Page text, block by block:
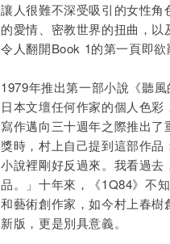
讓人很難不深受吸引的女性
的愛情、密教世界的扭曲，
令人翻開Book 1的第一頁即欲
1979年推出第一部小說《聽
日本文壇任何作家的個人色
寫作邁向三十週年之際推出
獎時，村上自己提到這部作
小說裡剛好反過來。我看過
品。」十年來，《1Q84》不
和藝術創作家，如今村上春
新版，更是別具意義。